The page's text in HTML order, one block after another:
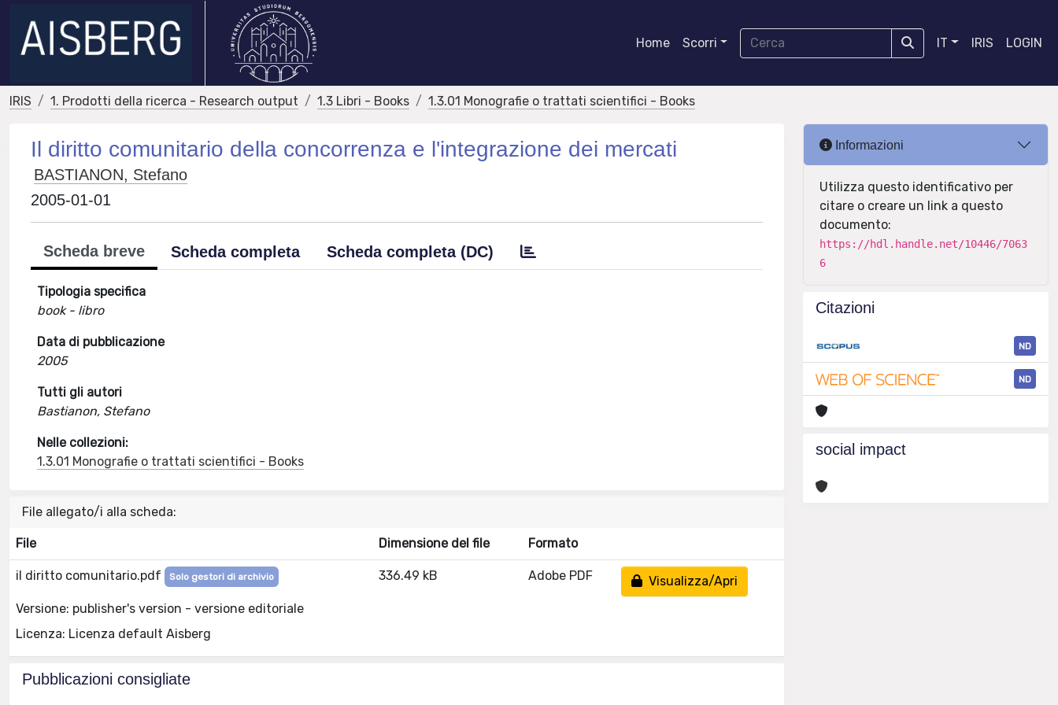
Home Scorri IT IRIS LOGIN
IRIS 1. Prodotti della ricerca - Research output 1.3 Libri - Books 1.3.01 Monografie o trattati scientifici - Books
Il diritto comunitario della concorrenza e l'integrazione dei mercati
BASTIANON, Stefano
2005-01-01
Scheda breve Scheda completa Scheda completa (DC)
Tipologia specifica
book - libro
Data di pubblicazione
2005
Tutti gli autori
Bastianon, Stefano
Nelle collezioni:
1.3.01 Monografie o trattati scientifici - Books
File allegato/i alla scheda:
File Dimensione del file Formato
il diritto comunitario.pdf Solo gestori di archivio
Versione: publisher's version - versione editoriale
Licenza: Licenza default Aisberg
336.49 kB Adobe PDF Visualizza/Apri
Pubblicazioni consigliate
Informazioni
Utilizza questo identificativo per
citare o creare un link a questo
documento:
https://hdl.handle.net/10446/7063
6
Citazioni
ND
ND
social impact